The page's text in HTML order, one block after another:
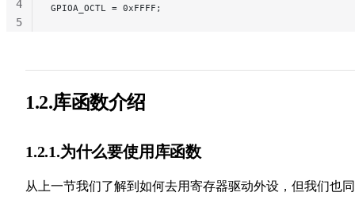
GPIOA_OCTL = 0xFFFF;
4
5
1.2.库函数介绍
1.2.1.为什么要使用库函数
从上一节我们了解到如何去用寄存器驱动外设，但我们也